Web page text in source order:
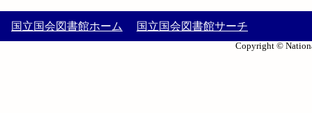
国立国会図書館ホーム 国立国会図書館サーチ
Copyright ©